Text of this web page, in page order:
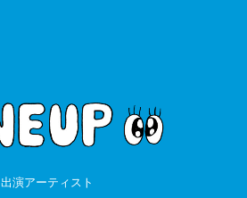
出演アーティスト